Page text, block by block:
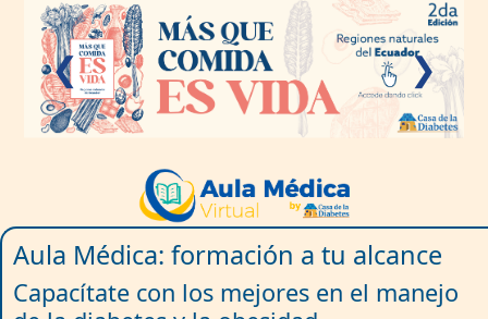
❮ ❯
Aula Médica: formación a tu alcance
Capacítate con los mejores en el manejo